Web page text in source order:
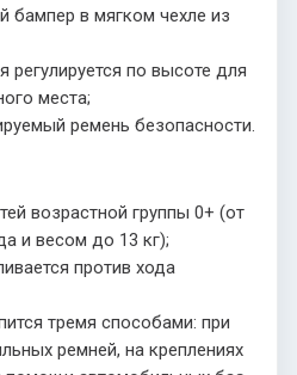
бампер в мягком чехле из
по высоте для
места;
ремень безопасности.
возрастной группы 0+ (от
и весом до 13 кг);
против хода
тремя способами: при
ремней, на креплениях